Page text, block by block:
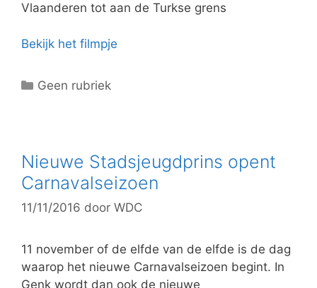
Vlaanderen tot aan de Turkse grens
Bekijk het filmpje
C
g
o
r
i
ë
n
Geen rubriek
Nieuwe Stadsjeugdprins opent
Carnavalseizoen
11/11/2016 door WDC
11 november of de elfde van de elfde is de dag
waarop het nieuwe Carnavalseizoen begint. In
Genk wordt dan ook de nieuwe